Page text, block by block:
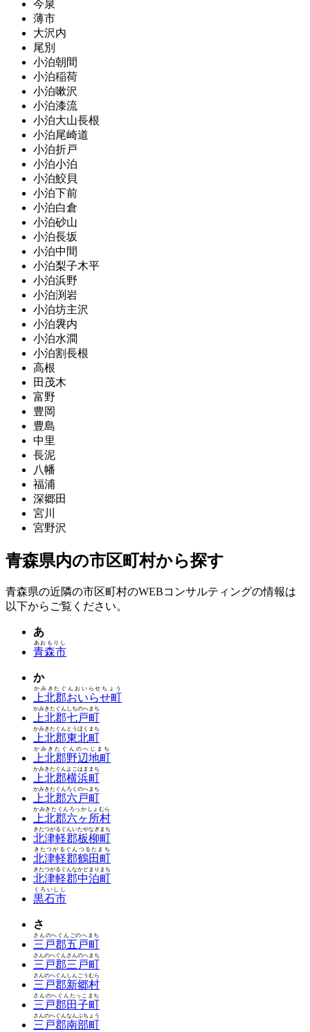
今泉
薄市
大沢内
尾別
小泊朝間
小泊稲荷
小泊嗽沢
小泊漆流
小泊大山長根
小泊尾崎道
小泊折戸
小泊小泊
小泊鮫貝
小泊下前
小泊白倉
小泊砂山
小泊長坂
小泊中間
小泊梨子木平
小泊浜野
小泊渕岩
小泊坊主沢
小泊袰内
小泊水澗
小泊割長根
高根
田茂木
富野
豊岡
豊島
中里
長泥
八幡
福浦
深郷田
宮川
宮野沢
青森県内の市区町村から探す
青森県の近隣の市区町村のWEBコンサルティングの情報は
以下からご覧ください。
あ
青森市
あおもりし
か
上北郡おいらせ町
かみきたぐんおいらせちょう
上北郡七戸町
かみきたぐんしちのへまち
上北郡東北町
かみきたぐんとうほくまち
上北郡野辺地町
かみきたぐんのへじまち
上北郡横浜町
かみきたぐんよこはままち
上北郡六戸町
かみきたぐんろくのへまち
上北郡六ヶ所村
かみきたぐんろっかしょむら
北津軽郡板柳町
きたつがるぐんいたやなぎまち
北津軽郡鶴田町
きたつがるぐんつるたまち
北津軽郡中泊町
きたつがるぐんなかどまりまち
黒石市
くろいしし
さ
三戸郡五戸町
さんのへぐんごのへまち
三戸郡三戸町
さんのへぐんさんのへまち
三戸郡新郷村
さんのへぐんしんごうむら
三戸郡田子町
さんのへぐんたっこまち
三戸郡南部町
さんのへぐんなんぶちょう